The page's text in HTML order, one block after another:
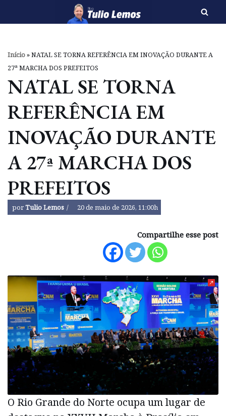
o
conteúdo
Início»NATAL SE TORNA REFERÊNCIA EM INOVAÇÃO DURANTE A
27ª MARCHA DOS PREFEITOS
NATAL SE TORNA
REFERÊNCIA EM
INOVAÇÃO DURANTE
A 27ª MARCHA DOS
PREFEITOS
porTulio Lemos 20 de maio de 2026, 11:00h
Compartilhe esse post
O Rio Grande do Norte ocupa um lugar de